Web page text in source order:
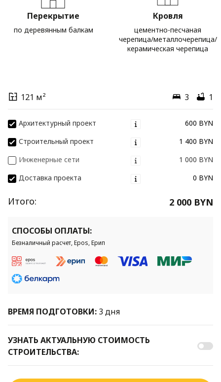
Перекрытие
по деревянным балкам
Кровля
цементно-песчаная
черепица/металлочерепица/
керамическая черепица
121 м² 3 1
Архитектурный проект
600 BYN
Строительный проект
1 400 BYN
Инженерные сети
1 000 BYN
Доставка проекта
0 BYN
Итого: 2 000 BYN
СПОСОБЫ ОПЛАТЫ:
Безналичный расчет, Epos, Ерип
ВРЕМЯ ПОДГОТОВКИ: 3 дня
УЗНАТЬ АКТУАЛЬНУЮ СТОИМОСТЬ
СТРОИТЕЛЬСТВА: